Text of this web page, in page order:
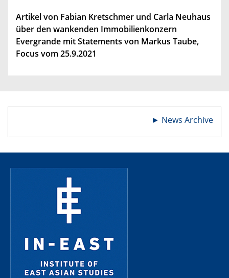
Artikel von Fabian Kretschmer und Carla Neuhaus
über den wankenden Immobilienkonzern
Evergrande mit Statements von Markus Taube,
Focus vom 25.9.2021
► News Archive